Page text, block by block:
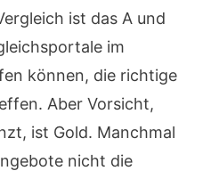
ist das A und
im
können, die richtige
Aber Vorsicht,
ist Gold. Manchmal
nicht die